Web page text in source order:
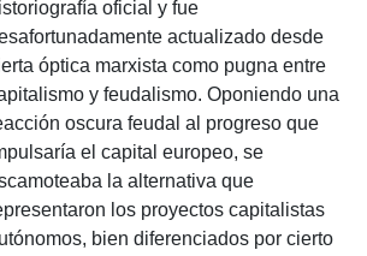
oficial y fue
actualizado desde
óptica marxista como pugna entre
y feudalismo. Oponiendo una
oscura feudal al progreso que
el capital europeo, se
la alternativa que
los proyectos capitalistas
bien diferenciados por cierto